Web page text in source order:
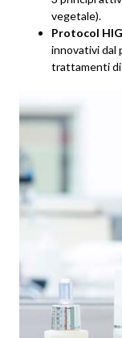
vegetale).
Protocol
innovativi dal
trattamenti di